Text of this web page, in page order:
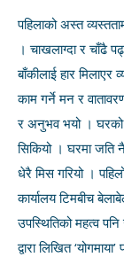
पहिलाको अस्त
। चाखलाग्दा र चाँढै
बाँकीलाई हार
काम गर्ने मन र
र अनुभव भयो । घरको
सिकियो । घरमा जति
धेरै मिस गरियो ।
कार्यालय टिमबीच
उपस्थितिको महत्व पनि
द्वारा लिखित